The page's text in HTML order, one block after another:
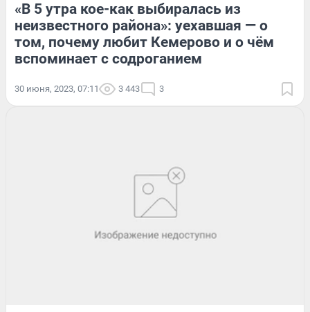
«В 5 утра кое-как выбиралась из
неизвестного района»: уехавшая — о
том, почему любит Кемерово и о чём
вспоминает с содроганием
30 июня, 2023, 07:11 3 443 3